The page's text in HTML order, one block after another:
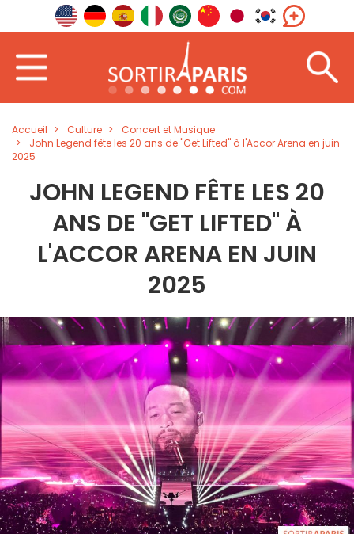
Accueil Culture
Concert et Musique
John Legend fête les 20 ans de "Get Lifted" à l'Accor Arena en juin
2025
JOHN LEGEND FÊTE LES 20
ANS DE "GET LIFTED" À
L'ACCOR ARENA EN JUIN
2025